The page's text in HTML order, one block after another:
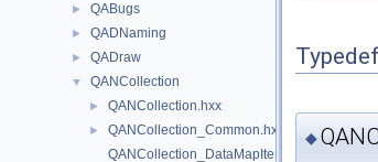
► QABugs
► QADNaming
► QADraw
▼ QANCollection
► QANCollection.hxx
►
QANCollection_Common.hxx
◆